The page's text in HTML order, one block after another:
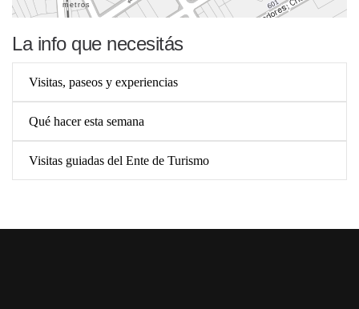
metros
La info que necesitás
Visitas, paseos y experiencias
Qué hacer esta semana
Visitas guiadas del Ente de Turismo